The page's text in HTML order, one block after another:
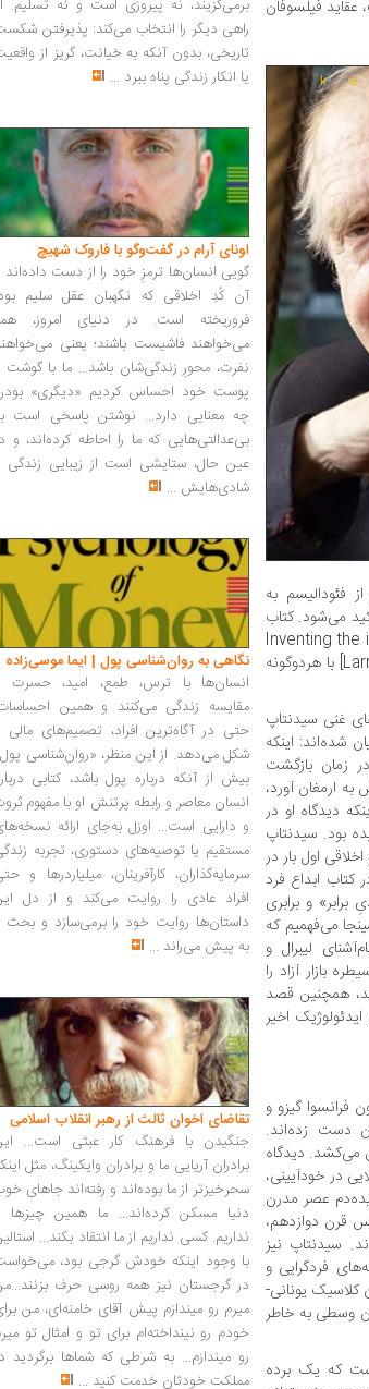
عقاید فیلسوفان
فئودالیسم به
می‌شود. کتاب
» [Inventing
[Larry Siedentop] با هردوگونه
غنی سیدنتاپ
شده‌اند: اینکه
زمان بازگشت
ارمغان آورد،
دیدگاه او در
بود. سیدنتاپ
اول بار در
ابداع فرد
و برابری
می‌فهمیم که
لیبرال و
بازار آزاد را
همچنین قصد
اخیر
فرانسوا گیزو و
دست زده‌اند.
می‌کشد. دیدگاه
در خودآیینی،
عصر مدرن
قرن دوازدهم،
سیدنتاپ نیز
فردگرایی و
یونانی-
وسطی به خاطر
که یک برده
برمی‌گزیند، نه پیروزی است و نه تسلیم.
راهی دیگر را انتخاب می‌کند: پذیرفتن
تاریخی، بدون آنکه به خیانت، گریز از
یا انکار زندگی پناه ببرد ...
اونای آرام در گفت‌وگو با فاروک شهیچ‭
گویی انسان‌ها ترمزِ خود را از دست داده‌اند
آن کُدِ اخلاقی که نگهبان عقل سلیم
فروریخته است. در دنیای امروز،
می‌خواهند فاشیست باشند؛ یعنی
نفرت، محورِ زندگی‌شان باشد... ما با گوشت
پوست خود احساس کردیم «دیگری»
چه معنایی دارد... نوشتن پاسخی است
بی‌عدالتی‌هایی که ما را احاطه کرده‌اند، و
عین حال، ستایشی است از زیبایی زندگی
شادی‌هایش ...
نگاهی به روان‌شناسی پول | ایما موسی‌زاده
انسان‌ها با ترس، طمع، امید، حسرت
مقایسه زندگی می‌کنند و همین
حتی در آگاه‌ترین افراد، تصمیم‌های مالی
شکل می‌دهد. از این منظر، «روان‌شناسی
بیش از آنکه درباره پول باشد، کتابی
انسان معاصر و رابطه پرتنش او با مفهوم
و دارایی است... اوزل به‌جای ارائه
مستقیم یا توصیه‌های دستوری، تجربه
سرمایه‌گذاران، کارآفرینان، میلیاردرها و
افراد عادی را روایت می‌کند و از دل
داستان‌ها روایت خود را برمی‌سازد و بحث
به پیش می‌راند ...
تقاضای اخوان ثالث از رهبر انقلاب اسلامی
جنگیدن با فرهنگ کار عبثی است...
برادران آریایی ما و برادران وایکینگ، مثل
سحرخیزتر از ما بوده‌اند و رفته‌اند جاهای
دنیا مسکن کرده‌اند... ما همین چیزها
نداریم. کسی نداریم از ما انتقاد بکند...
با وجود اینکه خودش گرجی بود،
در گرجستان نیز همه روسی حرف
میرم رو میندازم پیش آقای خامنه‌ای، من
خودم رو نینداخته‌ام برای تو و امثال تو
رو میندازم... به شرطی که شماها برگردید
مملکت خودتان خدمت کنید ...